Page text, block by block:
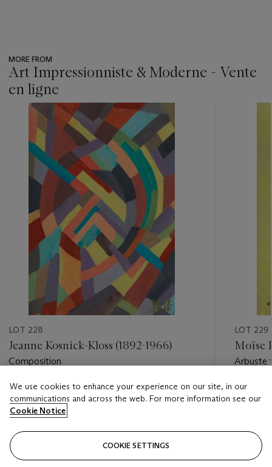
MORE FROM
Art Impressionniste & Moderne - Vente
en ligne
item_current_of_total_txt
LOT 228
Jeanne Kosnick-Kloss (1892-1966)
Composition
Estimate
EUR 500 - EUR 700
LOT 229
Moïse
Arbuste
Estimate
EUR
We use cookies to enhance your experience on our site, in our
communications and across the web. For more information see our
Cookie Notice
COOKIE SETTINGS